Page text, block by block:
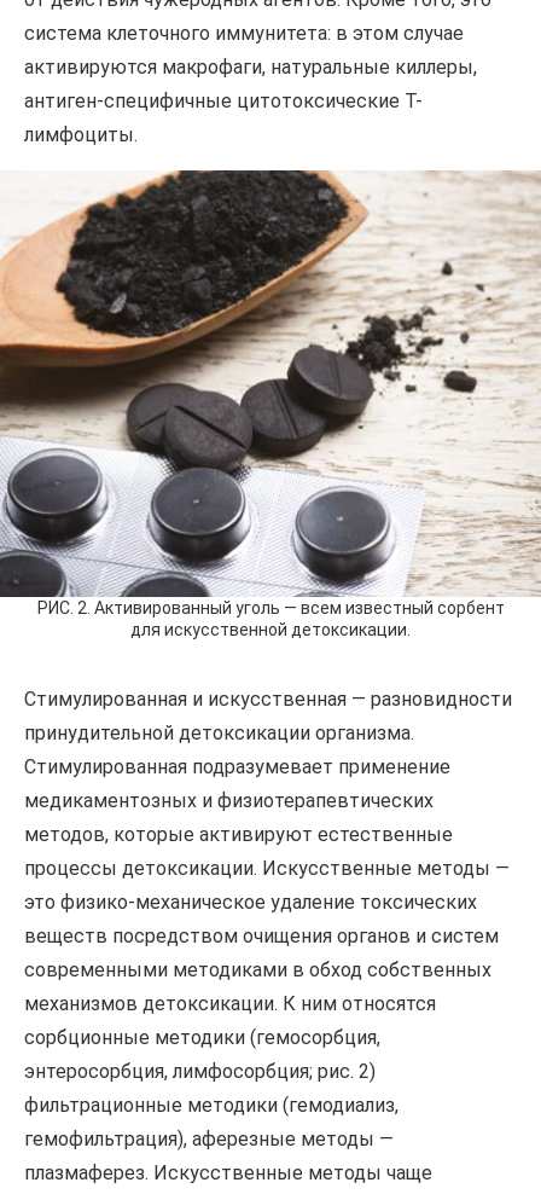
система клеточного иммунитета: в этом случае
активируются макрофаги, натуральные киллеры,
антиген-специфичные цитотоксические Т-
лимфоциты.
РИС. 2. Активированный уголь — всем известный сорбент
для искусственной детоксикации.
Стимулированная и искусственная — разновидности
принудительной детоксикации организма.
Стимулированная подразумевает применение
медикаментозных и физиотерапевтических
методов, которые активируют естественные
процессы детоксикации. Искусственные методы —
это физико-механическое удаление токсических
веществ посредством очищения органов и систем
современными методиками в обход собственных
механизмов детоксикации. К ним относятся
сорбционные методики (гемосорбция,
энтеросорбция, лимфосорбция; рис. 2)
фильтрационные методики (гемодиализ,
гемофильтрация), аферезные методы —
плазмаферез. Искусственные методы чаще